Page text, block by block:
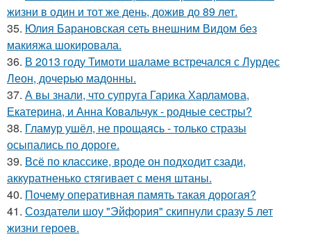
жизни в один и тот же день, дожив до 89 лет.
35. Юлия Барановская сеть внешним Видом без
макияжа шокировала.
36. В 2013 году Тимоти шаламе встречался с Лурдес
Леон, дочерью мадонны.
37. А вы знали, что супруга Гарика Харламова,
Екатерина, и Анна Ковальчук - родные сестры?
38. Гламур ушёл, не прощаясь - только стразы
осыпались по дороге.
39. Всё по классике, вроде он подходит сзади,
аккуратненько стягивает с меня штаны.
40. Почему оперативная память такая дорогая?
41. Создатели шоу "Эйфория" скипнули сразу 5 лет
жизни героев.